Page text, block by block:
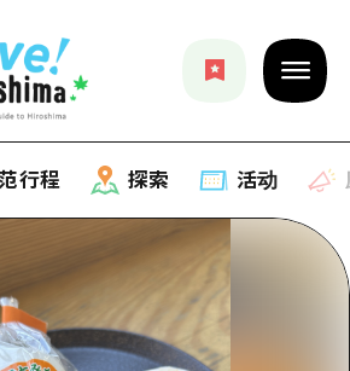
行程 探索 活动
程